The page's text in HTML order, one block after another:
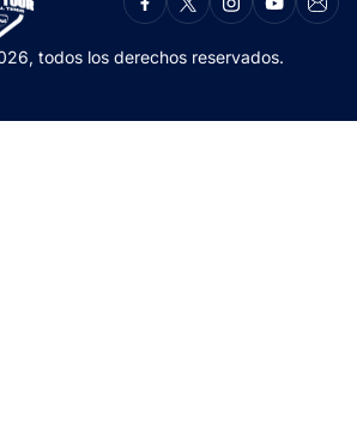
todos los derechos reservados.